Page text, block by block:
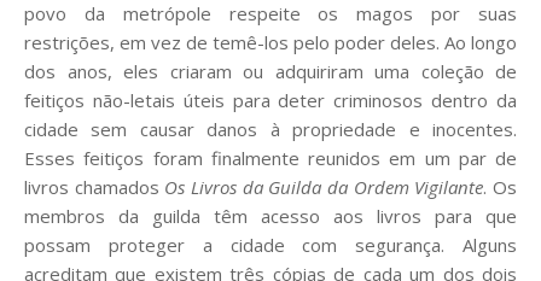
povo da metrópole respeite os magos por suas
restrições, em vez de temê-los pelo poder deles. Ao longo
dos anos, eles criaram ou adquiriram uma coleção de
feitiços não-letais úteis para deter criminosos dentro da
cidade sem causar danos à propriedade e inocentes.
Esses feitiços foram finalmente reunidos em um par de
livros chamados Os Livros da Guilda da Ordem Vigilante. Os
membros da guilda têm acesso aos livros para que
possam proteger a cidade com segurança. Alguns
acreditam que existem três cópias de cada um dos dois